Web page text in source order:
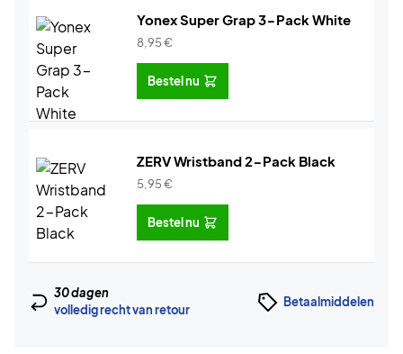
Yonex Super Grap 3-Pack White
8,95€
Bestel nu
ZERV Wristband 2-Pack Black
5,95€
Bestel nu
30 dagen
volledig recht van retour
Betaalmiddelen